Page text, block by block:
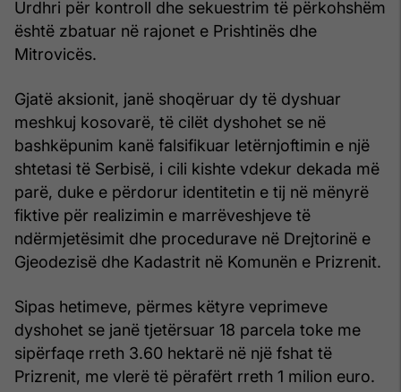
Urdhri për kontroll dhe sekuestrim të përkohshëm
është zbatuar në rajonet e Prishtinës dhe
Mitrovicës.
Gjatë aksionit, janë shoqëruar dy të dyshuar
meshkuj kosovarë, të cilët dyshohet se në
bashkëpunim kanë falsifikuar letërnjoftimin e një
shtetasi të Serbisë, i cili kishte vdekur dekada më
parë, duke e përdorur identitetin e tij në mënyrë
fiktive për realizimin e marrëveshjeve të
ndërmjetësimit dhe procedurave në Drejtorinë e
Gjeodezisë dhe Kadastrit në Komunën e Prizrenit.
Sipas hetimeve, përmes këtyre veprimeve
dyshohet se janë tjetërsuar 18 parcela toke me
sipërfaqe rreth 3.60 hektarë në një fshat të
Prizrenit, me vlerë të përafërt rreth 1 milion euro.